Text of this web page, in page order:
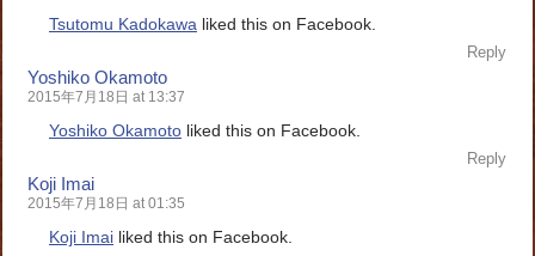
Tsutomu Kadokawa liked this on Facebook.
Reply
Yoshiko Okamoto
2015年7月18日 at 13:37
Yoshiko Okamoto liked this on Facebook.
Reply
Koji Imai
2015年7月18日 at 01:35
Koji Imai liked this on Facebook.